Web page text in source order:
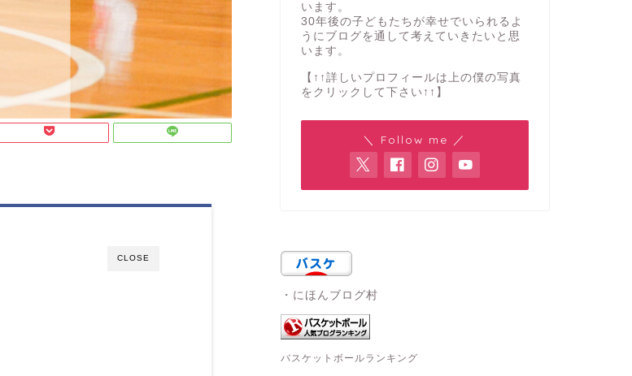
CLOSE
います。
30年後の子どもたちが幸せでいられるよ
うにブログを通して考えていきたいと思
います。
【↑↑詳しいプロフィールは上の僕の写真
をクリックして下さい↑↑】
＼ Follow me ／
・にほんブログ村
バスケットボールランキング